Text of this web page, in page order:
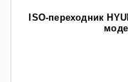
ISO-переходник